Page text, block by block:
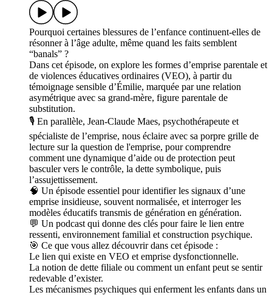
Pourquoi certaines blessures de l’enfance continuent-elles de
résonner à l’âge adulte, même quand les faits semblent
“banals” ?
Dans cet épisode, on explore les formes d’emprise parentale et
de violences éducatives ordinaires (VEO), à partir du
témoignage sensible d’Émilie, marquée par une relation
asymétrique avec sa grand-mère, figure parentale de
substitution.
🎙️ En parallèle, Jean-Claude Maes, psychothérapeute et
spécialiste de l’emprise, nous éclaire avec sa porpre grille de
lecture sur la question de l'emprise, pour comprendre
comment une dynamique d’aide ou de protection peut
basculer vers le contrôle, la dette symbolique, puis
l’assujettissement.
🧠 Un épisode essentiel pour identifier les signaux d’une
emprise insidieuse, souvent normalisée, et interroger les
modèles éducatifs transmis de génération en génération.
💬 Un podcast qui donne des clés pour faire le lien entre
ressenti, environnement familial et construction psychique.
🎯 Ce que vous allez découvrir dans cet épisode :
Le lien qui existe en VEO et emprise dysfonctionnelle.
La notion de dette filiale ou comment un enfant peut se sentir
redevable d’exister.
Les mécanismes psychiques qui enferment les enfants dans un